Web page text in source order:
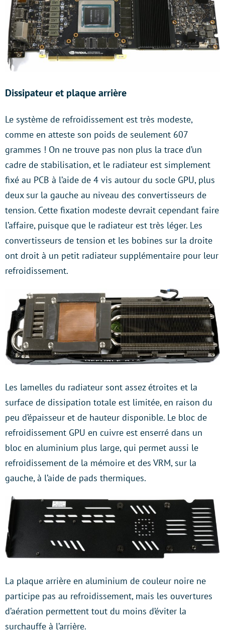
Dissipateur et plaque arrière
Le système de refroidissement est très modeste,
comme en atteste son poids de seulement 607
grammes ! On ne trouve pas non plus la trace d’un
cadre de stabilisation, et le radiateur est simplement
fixé au PCB à l’aide de 4 vis autour du socle GPU, plus
deux sur la gauche au niveau des convertisseurs de
tension. Cette fixation modeste devrait cependant faire
l’affaire, puisque que le radiateur est très léger. Les
convertisseurs de tension et les bobines sur la droite
ont droit à un petit radiateur supplémentaire pour leur
refroidissement.
Les lamelles du radiateur sont assez étroites et la
surface de dissipation totale est limitée, en raison du
peu d’épaisseur et de hauteur disponible. Le bloc de
refroidissement GPU en cuivre est enserré dans un
bloc en aluminium plus large, qui permet aussi le
refroidissement de la mémoire et des VRM, sur la
gauche, à l’aide de pads thermiques.
La plaque arrière en aluminium de couleur noire ne
participe pas au refroidissement, mais les ouvertures
d’aération permettent tout du moins d’éviter la
surchauffe à l’arrière.